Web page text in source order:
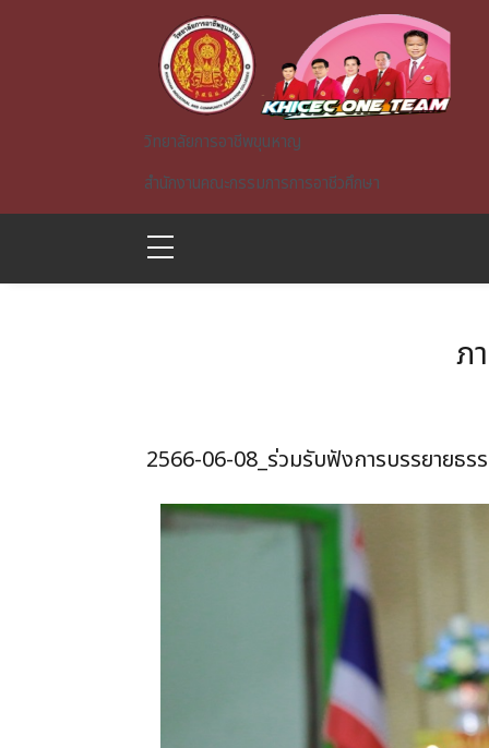
วิทยาลัยการอาชีพขุนหาญ
สำนักงานคณะกรรมการการอาชีวศึกษา
ภ
2566-06-08_ร่วมรับฟังการบรรยายธ